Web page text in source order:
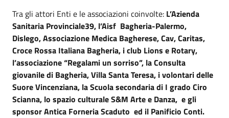
Tra gli attori Enti e le associazioni coinvolte: L’Azienda
Sanitaria Provinciale39, l’Aisf Bagheria-Palermo,
Dislego, Associazione Medica Bagherese, Cav, Caritas,
Croce Rossa Italiana Bagheria, i club Lions e Rotary,
l’associazione “Regalami un sorriso”, la Consulta
giovanile di Bagheria, Villa Santa Teresa, i volontari delle
Suore Vincenziana, la Scuola secondaria di I grado Ciro
Scianna, lo spazio culturale S&M Arte e Danza, e gli
sponsor Antica Forneria Scaduto ed il Panificio Conti.